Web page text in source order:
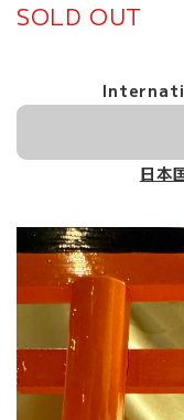
SOLD OUT
日本